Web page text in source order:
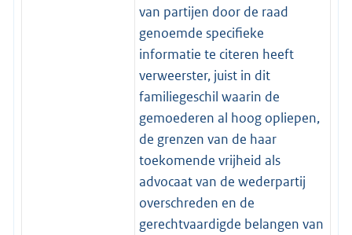
van partijen door de raad
genoemde specifieke
informatie te citeren heeft
verweerster, juist in dit
familiegeschil waarin de
gemoederen al hoog opliepen,
de grenzen van de haar
toekomende vrijheid als
advocaat van de wederpartij
overschreden en de
gerechtvaardigde belangen van